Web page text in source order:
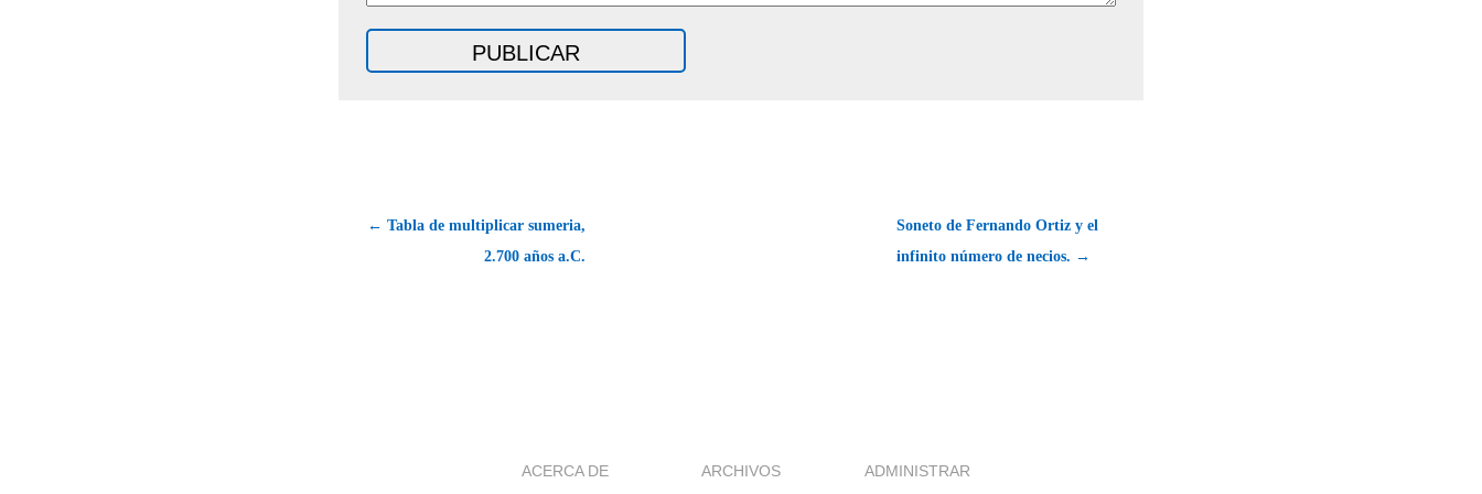
← Tabla de multiplicar sumeria,
2.700 años a.C.
Soneto de Fernando Ortiz y el
infinito número de necios. →
ACERCA DE ARCHIVOS ADMINISTRAR